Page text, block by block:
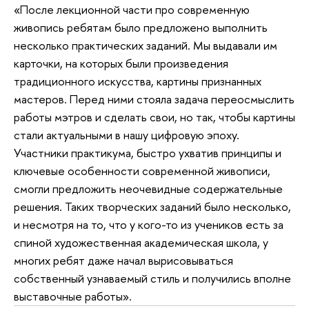
«После лекционной части про современную
живопись ребятам было предложено выполнить
несколько практических заданий. Мы выдавали им
карточки, на которых были произведения
традиционного искусства, картины признанных
мастеров. Перед ними стояла задача переосмыслить
работы мэтров и сделать свои, но так, чтобы картины
стали актуальными в нашу цифровую эпоху.
Участники практикума, быстро ухватив принципы и
ключевые особенности современной живописи,
смогли предложить неочевидные содержательные
решения. Таких творческих заданий было несколько,
и несмотря на то, что у кого-то из учеников есть за
спиной художественная академическая школа, у
многих ребят даже начал вырисовываться
собственный узнаваемый стиль и получились вполне
выставочные работы».